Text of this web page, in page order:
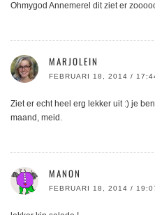
Ohmygod Annemerel dit ziet er
MARJOLEIN
FEBRUARI 18, 2014 /
Ziet er echt heel erg lekker uit :) je
maand, meid.
MANON
FEBRUARI 18, 2014 /